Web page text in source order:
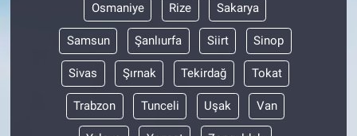
Osmaniye Rize Sakarya
Samsun Şanlıurfa Siirt Sinop
Sivas Şırnak Tekirdağ Tokat
Trabzon Tunceli Uşak Van